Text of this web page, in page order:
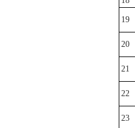
19
20
21
22
23